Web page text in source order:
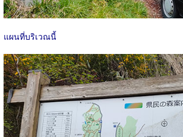
แผนที่บริเวณนี้